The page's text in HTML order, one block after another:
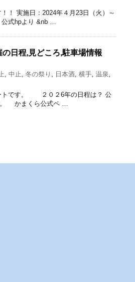
！ 実施日：2024年４月23日（火）～
式hpより &nb …
日程,見どころ,駐車場情報
, 中止, 冬の祭り , 日本酒, 横手, 温泉,
トです。 ２０２6年の日程は？ 公
。 かまくら公式ペ …